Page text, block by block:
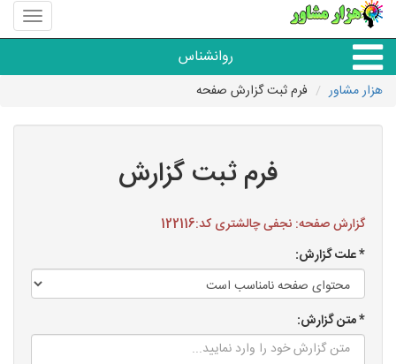
منوی
سایت
مشاور
روانشناس
گروه روانشناسی
هزار مشاور فرم ثبت گزارش صفحه
فرم ثبت گزارش
گزارش صفحه: نجفی چالشتری کد:122116
* علت گزارش:
* متن گزارش: